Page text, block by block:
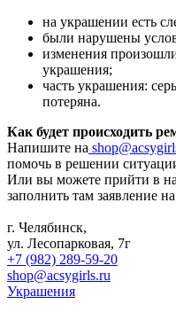
на украшении есть
были нарушены
изменения
украшения;
часть украшения:
потеряна.
Как будет происходить
Напишите на
помочь в решении
Или вы можете прийти в
заполнить там заявление
г. Челябинск,
ул. Лесопарковая, 7г
+7 (982) 289-59-20
shop@acsygirls.ru
Украшения